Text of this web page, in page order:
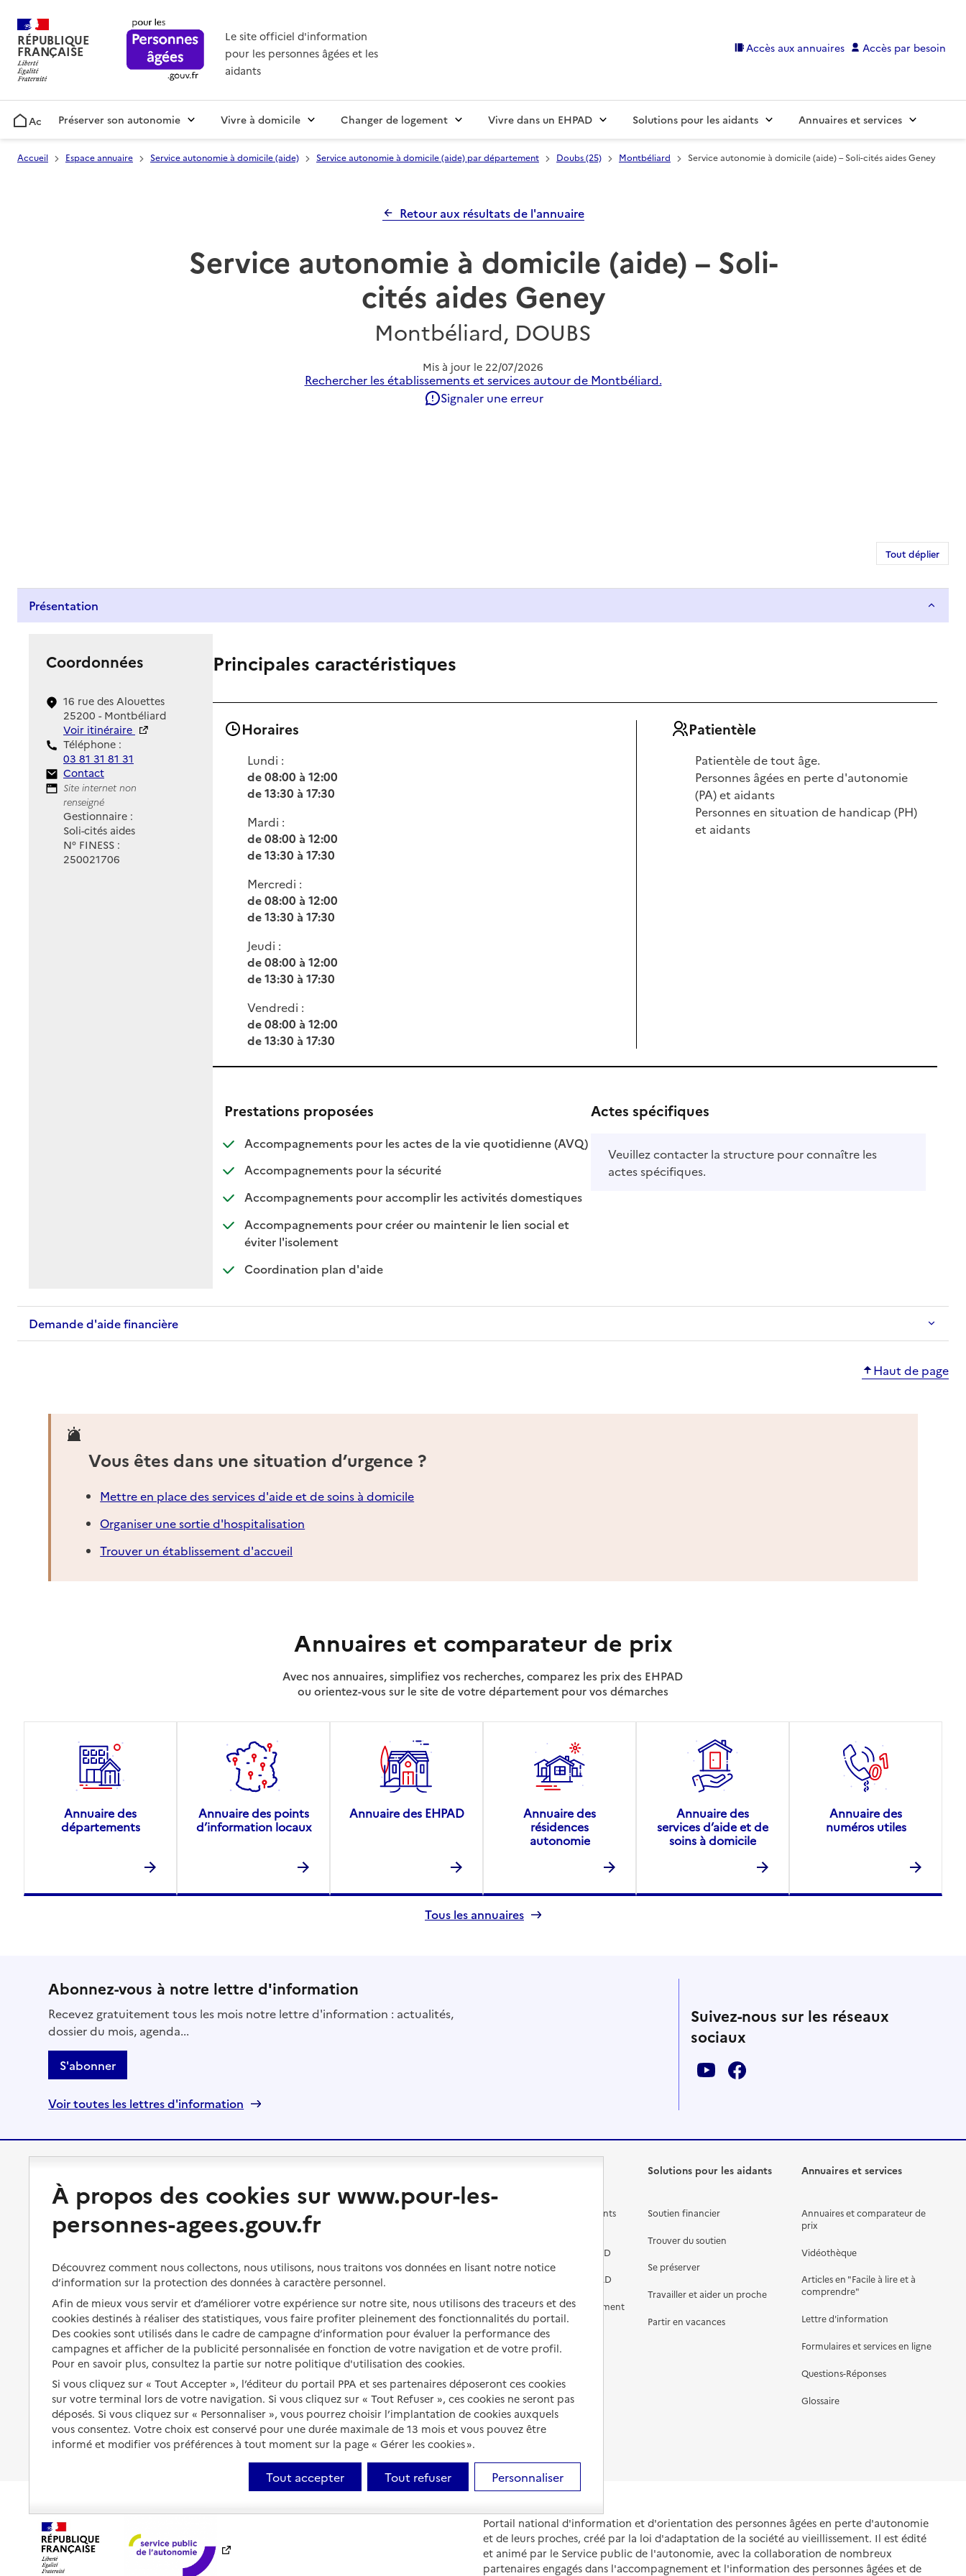
RÉPUBLIQUE
FRANÇAISE
Le site officiel d'information
pour les personnes âgées et les
aidants
Accès aux annuaires Accès par besoin
AccueilPréserver son autonomie Vivre à domicile Changer de logement Vivre dans un EHPAD Solutions pour les aidants Annuaires et services
Accueil Espace annuaire Service autonomie à domicile (aide) Service autonomie à domicile (aide) par département Doubs (25) Montbéliard Service autonomie à domicile (aide) – Soli-cités aides Geney
Retour aux résultats de l'annuaire
Service autonomie à domicile (aide) – Soli-
cités aides Geney
Montbéliard, DOUBS
Mis à jour le 22/07/2026
Rechercher les établissements et services autour de Montbéliard.
Signaler une erreur
Tout déplier
Présentation
Coordonnées
16 rue des Alouettes
25200 - Montbéliard
Voir itinéraire
Téléphone :
03 81 31 81 31
Contact
Contact
Site Internet
Site internet non
renseigné
Gestionnaire :
Soli-cités aides
N° FINESS :
250021706
Principales caractéristiques
Horaires
Lundi :
de 08:00 à 12:00
de 13:30 à 17:30
Mardi :
de 08:00 à 12:00
de 13:30 à 17:30
Mercredi :
de 08:00 à 12:00
de 13:30 à 17:30
Jeudi :
de 08:00 à 12:00
de 13:30 à 17:30
Vendredi :
de 08:00 à 12:00
de 13:30 à 17:30
Patientèle
Patientèle de tout âge.
Personnes âgées en perte d'autonomie
(PA) et aidants
Personnes en situation de handicap (PH)
et aidants
Prestations proposées
Accompagnements pour les actes de la vie quotidienne (AVQ): disponible
: non disponible
Accompagnements pour la sécurité: disponible
: non disponible
Accompagnements pour accomplir les activités domestiques: disponible
: non disponible
Accompagnements pour créer ou maintenir le lien social et
éviter l'isolement: disponible
: non disponible
Coordination plan d'aide: disponible
: non disponible
Actes spécifiques
Veuillez contacter la structure pour connaître les
actes spécifiques.
Demande d'aide financière
Haut de page
Vous êtes dans une situation d’urgence ?
Mettre en place des services d'aide et de soins à domicile
Organiser une sortie d'hospitalisation
Trouver un établissement d'accueil
Annuaires et comparateur de prix
Avec nos annuaires, simplifiez vos recherches, comparez les prix des EHPAD
ou orientez-vous sur le site de votre département pour vos démarches
Annuaire des
départements
Annuaire des points
d’information locaux
Annuaire des EHPAD
Annuaire des
résidences
autonomie
Annuaire des
services d’aide et de
soins à domicile
Annuaire des
numéros utiles
Tous les annuaires
Abonnez-vous à notre lettre d'information
Recevez gratuitement tous les mois notre lettre d'information : actualités,
dossier du mois, agenda...
S'abonner
Voir toutes les lettres d'information
Suivez-nous sur les réseaux
sociaux
Perte d'autonomie : évaluation
et droits
s'équiper
Préserver son autonomie et sa
santé
Organiser à l'avance sa propre
Les mesures de protection
Les obligations de la famille
À qui s’adresser ?
Les politiques du grand âge
Bénéficier de soins à domicile
Aides financières
Partager son logement
Vivre à domicile avec une
maladie ou un handicap
Être hospitalisé
Fin de vie à domicile
Les questions à se poser
Vivre chez un proche
Vivre en accueil familial
Autres solutions de logement
Les différents établissements
Préparer l'entrée en EHPAD
Aides financières en EHPAD
Prévention, accompagnement
et soins
Comprendre les prix en
Droits en EHPAD
Fin de vie en EHPAD
Solutions pour les aidants
Soutien financier
Trouver du soutien
Se préserver
Travailler et aider un proche
Partir en vacances
Annuaires et services
Annuaires et comparateur de
prix
Vidéothèque
Articles en "Facile à lire et à
comprendre"
Lettre d'information
Formulaires et services en ligne
Questions-Réponses
Glossaire
Portail national d'information et d'orientation des personnes âgées en perte d'autonomie
et de leurs proches, créé par la loi d'adaptation de la société au vieillissement. Il est édité
et animé par le Service public de l'autonomie, avec la collaboration de nombreux
partenaires engagés dans l'accompagnement et l'information des personnes âgées et de
À propos des cookies sur www.pour-les-
personnes-agees.gouv.fr
Découvrez comment nous collectons, nous utilisons, nous traitons vos données en lisant notre notice
d’information sur la protection des données à caractère personnel.
Afin de mieux vous servir et d’améliorer votre expérience sur notre site, nous utilisons des traceurs et des
cookies destinés à réaliser des statistiques, vous faire profiter pleinement des fonctionnalités du portail.
Des cookies sont utilisés dans le cadre de campagne d’information pour évaluer la performance des
campagnes et afficher de la publicité personnalisée en fonction de votre navigation et de votre profil.
Pour en savoir plus, consultez la partie sur notre politique d'utilisation des cookies.
Si vous cliquez sur « Tout Accepter », l’éditeur du portail PPA et ses partenaires déposeront ces cookies
sur votre terminal lors de votre navigation. Si vous cliquez sur « Tout Refuser », ces cookies ne seront pas
déposés. Si vous cliquez sur « Personnaliser », vous pourrez choisir l’implantation de cookies auxquels
vous consentez. Votre choix est conservé pour une durée maximale de 13 mois et vous pouvez être
informé et modifier vos préférences à tout moment sur la page « Gérer les cookies ».
Tout accepter Tout refuser Personnaliser